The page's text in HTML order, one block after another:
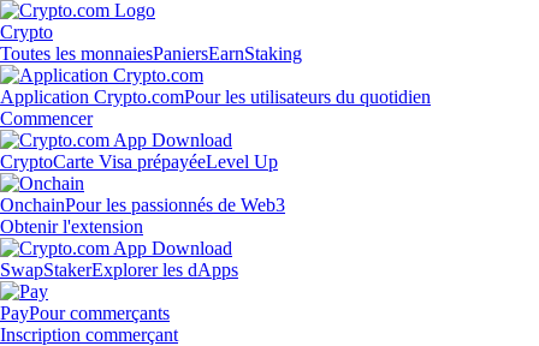
Crypto
Toutes les monnaiesPaniersEarnStaking
Application Crypto.comPour les utilisateurs du quotidien
Commencer
CryptoCarte Visa prépayéeLevel Up
OnchainPour les passionnés de Web3
Obtenir l'extension
SwapStakerExplorer les dApps
PayPour commerçants
Inscription commerçant